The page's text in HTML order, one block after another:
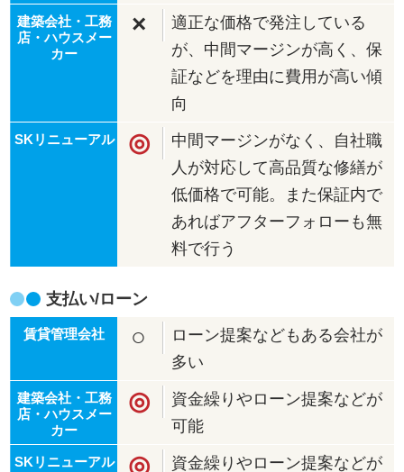
×
適正な価格で発注している
が、中間マージンが高く、保
証などを理由に費用が高い傾
向
◎
中間マージンがなく、自社職
人が対応して高品質な修繕が
低価格で可能。また保証内で
あればアフターフォローも無
料で行う
支払い/ローン
○
ローン提案などもある会社が
多い
◎
資金繰りやローン提案などが
可能
◎ 資金繰りやローン提案などが